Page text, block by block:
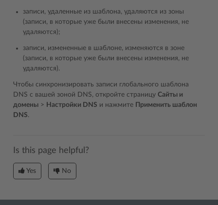
записи, удаленные из шаблона, удаляются из зоны
(записи, в которые уже были внесены изменения, не
удаляются);
записи, измененные в шаблоне, изменяются в зоне
(записи, в которые уже были внесены изменения, не
удаляются).
Чтобы синхронизировать записи глобального шаблона
DNS с вашей зоной DNS, откройте страницу Сайты и
домены > Настройки DNS и нажмите Применить шаблон
DNS.
Is this page helpful?
Yes No